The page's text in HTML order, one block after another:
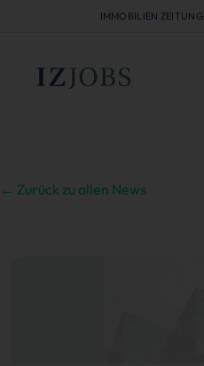
IMMOBILIEN ZEITUNG
← Zurück zu allen News